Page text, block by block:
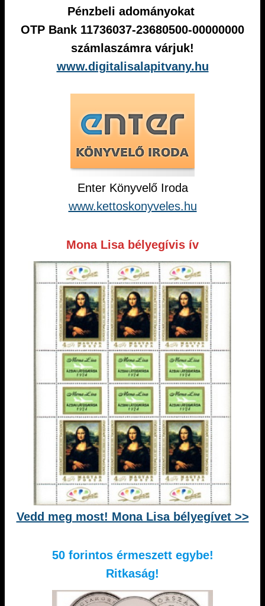
Pénzbeli adományokat
OTP Bank 11736037-23680500-00000000
számlaszámra várjuk!
www.digitalisalapitvany.hu
Enter Könyvelő Iroda
www.kettoskonyveles.hu
Mona Lisa bélyegívis ív
Vedd meg most! Mona Lisa bélyegívet >>
50 forintos érmeszett egybe!
Ritkaság!